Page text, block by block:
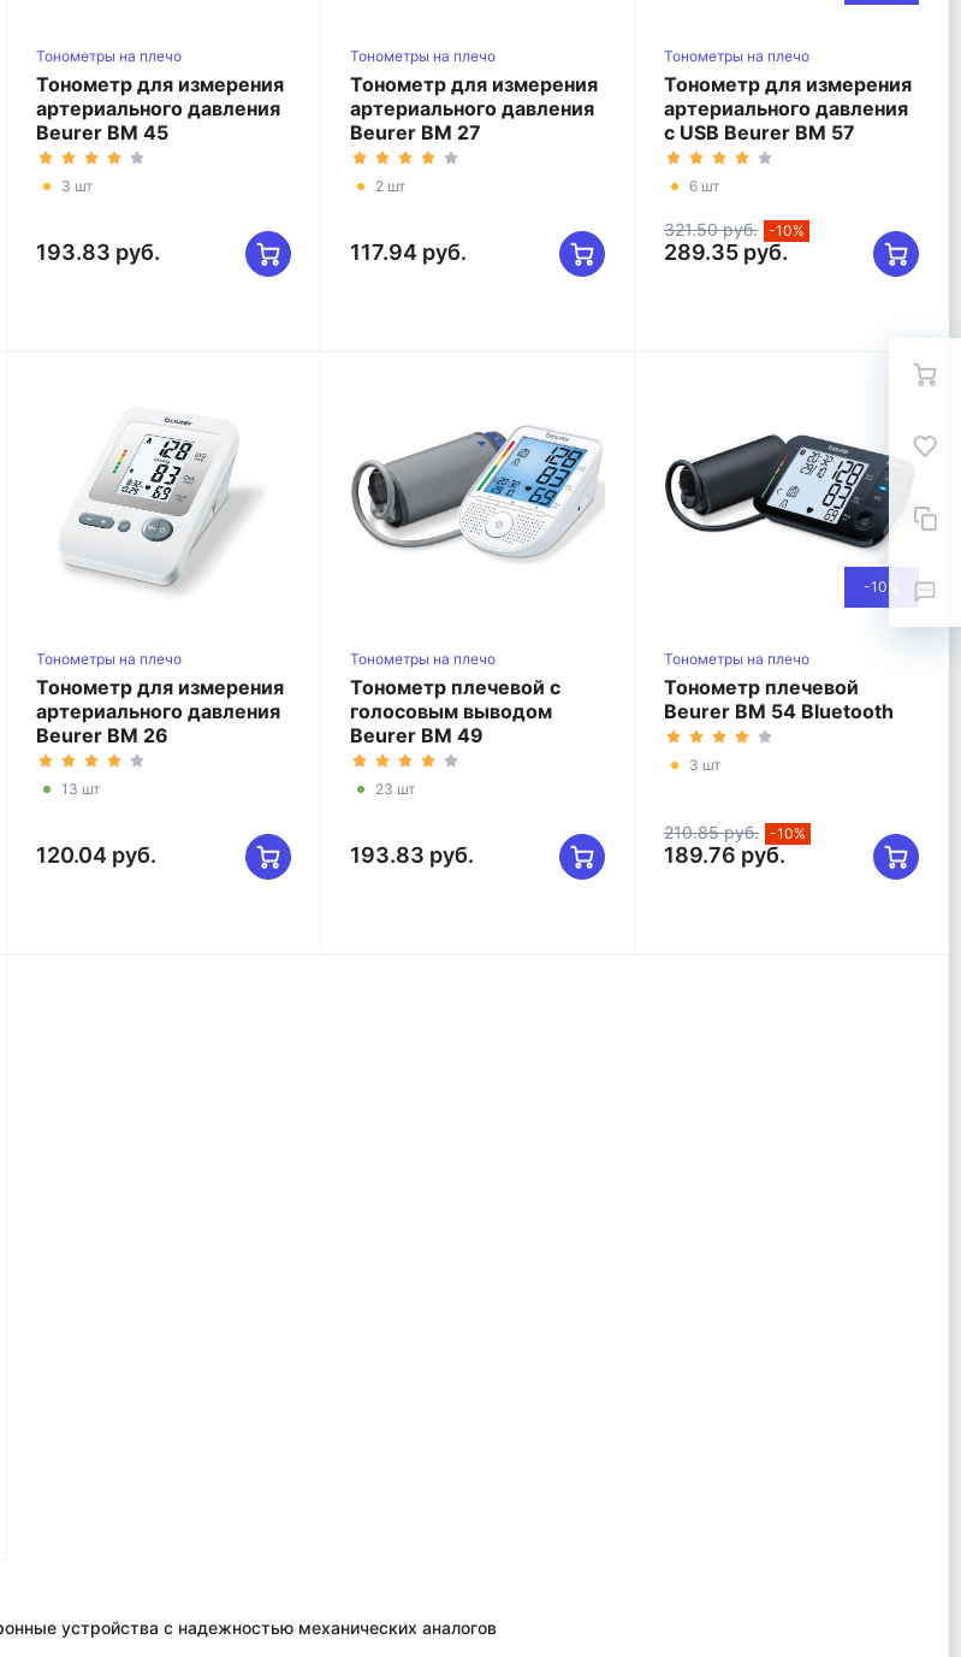
Тонометры на плечо
Тонометр для измерения
артериального давления
Beurer BM 45
3 шт
193.83 руб.
Тонометры на плечо
Тонометр для измерения
артериального давления
Beurer BM 27
2 шт
117.94 руб.
Тонометры на плечо
Тонометр для измерения
артериального давления
с USB Beurer BM 57
6 шт
321.50 руб. -10%
289.35 руб.
Тонометры на плечо
Тонометр для измерения
артериального давления
Beurer BM 26
13 шт
120.04 руб.
Тонометры на плечо
Тонометр плечевой с
голосовым выводом
Beurer BM 49
23 шт
193.83 руб.
-10%
Тонометры на плечо
Тонометр плечевой
Beurer BM 54 Bluetooth
3 шт
210.85 руб. -10%
189.76 руб.
устройства с надежностью механических аналогов